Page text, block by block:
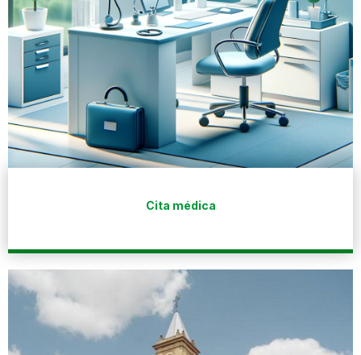
Cita médica